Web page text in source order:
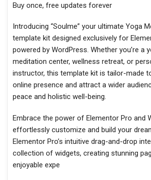
Buy once, free updates forever
Introducing “Soulme” your ultimate Yoga
template kit designed exclusively for
powered by WordPress. Whether you’re a
meditation center, wellness retreat, or
instructor, this template kit is tailor-made
online presence and attract a wider
peace and holistic well-being.
Embrace the power of Elementor Pro and
effortlessly customize and build your
Elementor Pro’s intuitive drag-and-drop
collection of widgets, creating stunning
enjoyable expe